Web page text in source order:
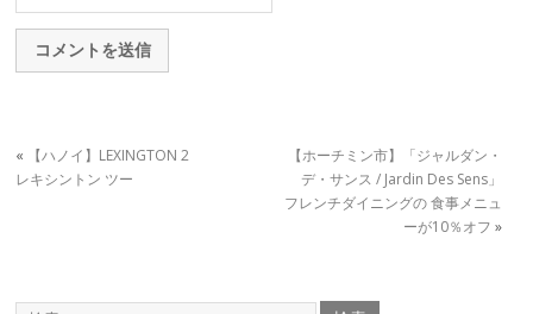
«
【ハノイ】LEXINGTON 2
レキシントン ツー
【ホーチミン市】「ジャルダン・
デ・サンス / Jardin Des Sens」
フレンチダイニングの 食事メニュ
ーが10％オフ »